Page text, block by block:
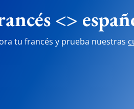
<>
tu francés y prueba nuestras